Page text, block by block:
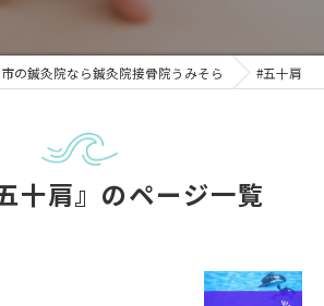
の鍼灸院なら鍼灸院接骨院うみそら #五十肩
十肩』のページ一覧